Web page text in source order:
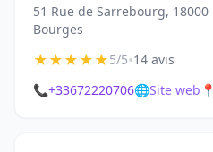
51 Rue de Sarrebourg, 18000
Bourges
★★★★★5/5•14 avis
📞+33672220706🌐Site web 📍